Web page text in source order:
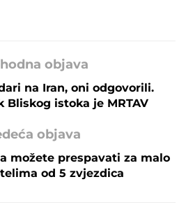
objava
na Iran, oni odgovorili.
Bliskog istoka je MRTAV
objava
možete prespavati za malo
od 5 zvjezdica